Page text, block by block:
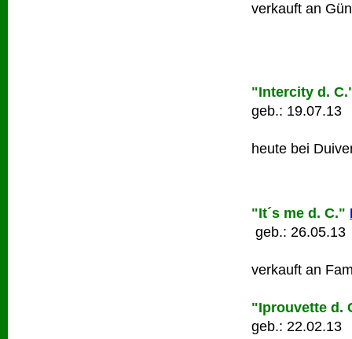
verkauft an
"Intercity d.
geb.: 19.07.13
heute bei
"It´s me d. C."
geb.: 26.05.13
verkauft an
"Iprouvette d.
geb.: 22.02.13